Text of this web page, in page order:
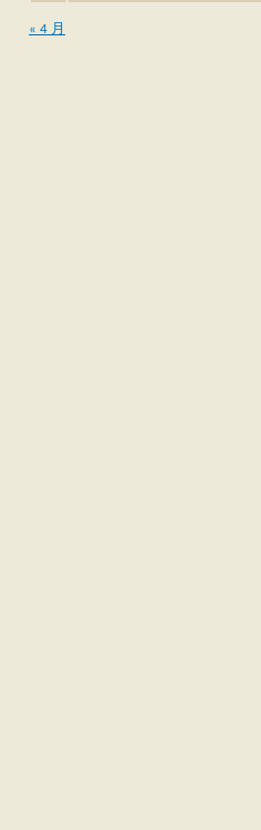
« 4 月